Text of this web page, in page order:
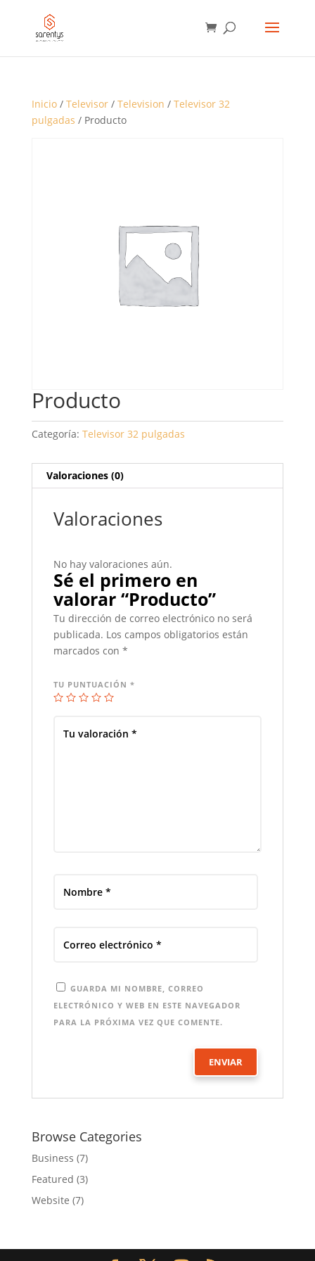
PRODUCTOS
Inicio/ Televisor/ Television / Televisor 32
pulgadas / Producto
Producto
Categoría: Televisor 32 pulgadas
Valoraciones (0)
Valoraciones
No hay valoraciones aún.
Sé el primero en
valorar “Producto”
Tu dirección de correo electrónico no será
publicada. Los campos obligatorios están
marcados con *
TU PUNTUACIÓN *
GUARDA MI NOMBRE, CORREO
ELECTRÓNICO Y WEB EN ESTE NAVEGADOR
PARA LA PRÓXIMA VEZ QUE COMENTE.
Browse Categories
Business (7)
Featured (3)
Website (7)